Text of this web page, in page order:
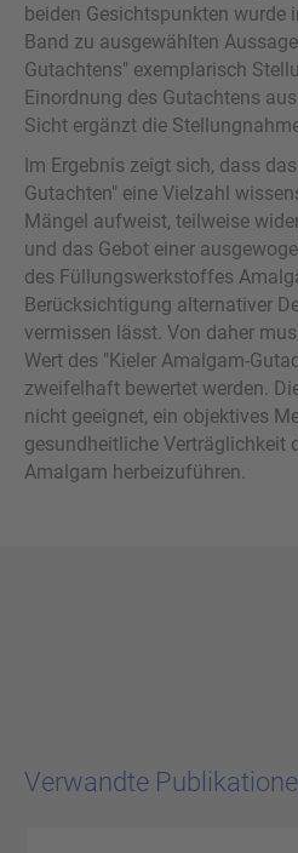
beiden Gesichtspunkten wurde
Band zu ausgewählten
Gutachtens" exemplarisch
Einordnung des Gutachtens
Sicht ergänzt die
Im Ergebnis zeigt sich, dass
Gutachten" eine Vielzahl
Mängel aufweist, teilweise
und das Gebot einer
des Füllungswerkstoffes
Berücksichtigung alternativer
vermissen lässt. Von daher
Wert des "Kieler Amalgam-
zweifelhaft bewertet werden.
nicht geeignet, ein objektives
gesundheitliche Verträglichkeit
Amalgam herbeizuführen.
Verwandte